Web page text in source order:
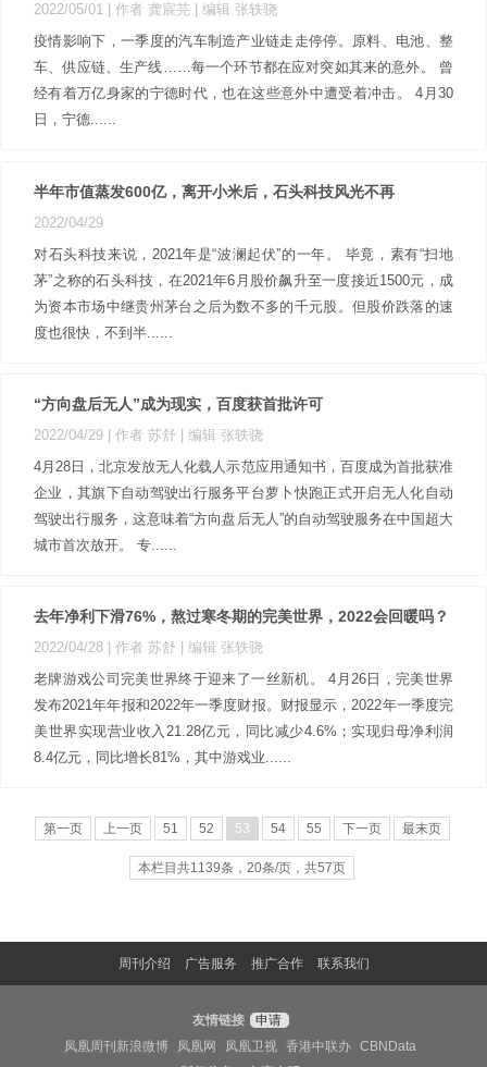
2022/05/01 | 作者 龚宸芫
| 编辑 张轶骁
疫情影响下，一季度的汽车制造产业链走走停停。原料、电池、整
车、供应链、生产线……每一个环节都在应对突如其来的意外。 曾
经有着万亿身家的宁德时代，也在这些意外中遭受着冲击。 4月30
日，宁德......
半年市值蒸发600亿，离开小米后，石头科技风光不再
2022/04/29
对石头科技来说，2021年是“波澜起伏”的一年。 毕竟，素有“扫地
茅”之称的石头科技，在2021年6月股价飙升至一度接近1500元，成
为资本市场中继贵州茅台之后为数不多的千元股。但股价跌落的速
度也很快，不到半......
“方向盘后无人”成为现实，百度获首批许可
2022/04/29 | 作者 苏舒
| 编辑 张轶骁
4月28日，北京发放无人化载人示范应用通知书，百度成为首批获准
企业，其旗下自动驾驶出行服务平台萝卜快跑正式开启无人化自动
驾驶出行服务，这意味着“方向盘后无人”的自动驾驶服务在中国超大
城市首次放开。 专......
去年净利下滑76%，熬过寒冬期的完美世界，2022会回暖吗？
2022/04/28 | 作者 苏舒
| 编辑 张轶骁
老牌游戏公司完美世界终于迎来了一丝新机。 4月26日，完美世界
发布2021年年报和2022年一季度财报。财报显示，2022年一季度完
美世界实现营业收入21.28亿元，同比减少4.6%；实现归母净利润
8.4亿元，同比增长81%，其中游戏业......
第一页 上一页 51 52 53 54 55 下一页 最末页
本栏目共1139条，20条/页，共57页
周刊介绍 广告服务 推广合作 联系我们
友情链接
申请
凤凰周刊新浪微博
凤凰网 凤凰卫视 香港中联办
CBNData